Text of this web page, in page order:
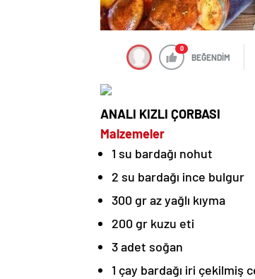
0
BEĞENDİM
ANALI KIZLI ÇORBASI
Malzemeler
1 su bardağı nohut
2 su bardağı ince bulgur
300 gr az yağlı kıyma
200 gr kuzu eti
3 adet soğan
1 çay bardağı iri çekilmiş